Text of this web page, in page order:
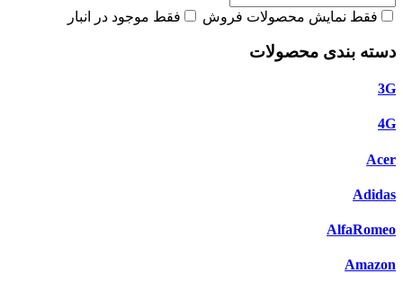
فقط نمایش محصولات فروش فقط موجود در انبار
دسته بندی محصولات
3G
4G
Acer
Adidas
AlfaRomeo
Amazon